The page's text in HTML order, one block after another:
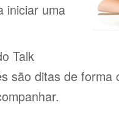
iniciar uma
Talk
são ditas de forma